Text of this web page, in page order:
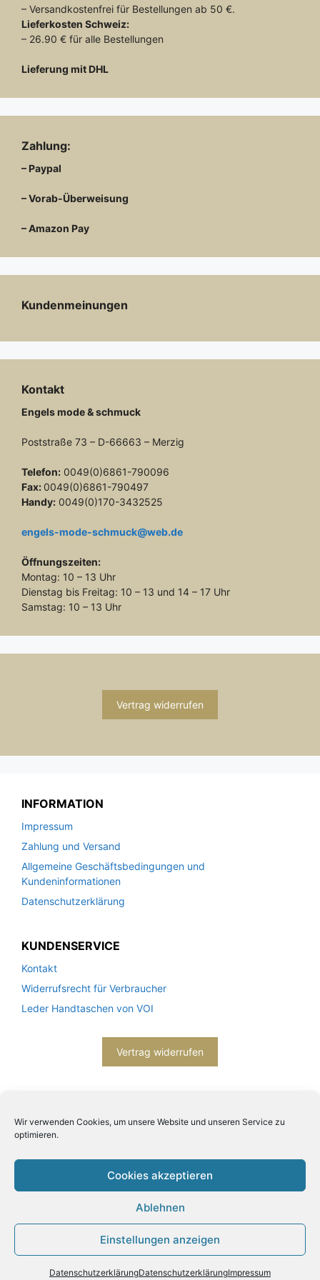
Wir verwenden Cookies, um unsere Website und unseren Service zu
optimieren.
Cookies akzeptieren
Ablehnen
Einstellungen anzeigen
DatenschutzerklärungDatenschutzerklärungImpressum
– Versandkostenfrei für Bestellungen ab 50 €.
Lieferkosten Schweiz:
– 26.90 € für alle Bestellungen
Lieferung mit DHL
Zahlung:
– Paypal
– Vorab-Überweisung
– Amazon Pay
Kundenmeinungen
Kontakt
Engels mode & schmuck
Poststraße 73 – D-66663 – Merzig
Telefon: 0049(0)6861-790096
Fax: 0049(0)6861-790497
Handy: 0049(0)170-3432525
engels-mode-schmuck@web.de
Öffnungszeiten:
Montag: 10 – 13 Uhr
Dienstag bis Freitag: 10 – 13 und 14 – 17 Uhr
Samstag: 10 – 13 Uhr
Vertrag widerrufen
INFORMATION
Impressum
Zahlung und Versand
Allgemeine Geschäftsbedingungen und
Kundeninformationen
Datenschutzerklärung
KUNDENSERVICE
Kontakt
Widerrufsrecht für Verbraucher
Leder Handtaschen von VOI
Vertrag widerrufen
2026© Engels mode schmuck -Datenschutzerklärung
-Impressum- Bitte beachten Sie unsereAGB